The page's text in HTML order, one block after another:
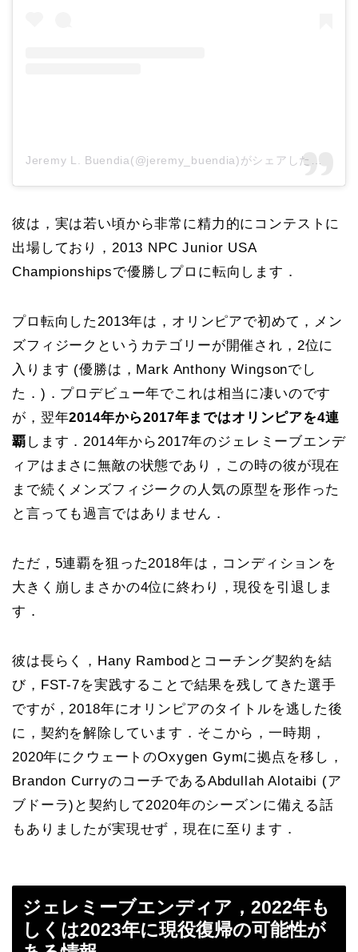
Jeremy L. Buendia(@jeremy_buendia)がシェアした投稿
彼は，実は若い頃から非常に精力的にコンテストに
出場しており，2013 NPC Junior USA
Championshipsで優勝しプロに転向します．
プロ転向した2013年は，オリンピアで初めて，メン
ズフィジークというカテゴリーが開催され，2位に
入ります (優勝は，Mark Anthony Wingsonでし
た．)．プロデビュー年でこれは相当に凄いのです
が，翌年2014年から2017年まではオリンピアを4連
覇 します．2014年から2017年のジェレミーブエンデ
ィアはまさに無敵の状態であり，この時の彼が現在
まで続くメンズフィジークの人気の原型を形作った
と言っても過言ではありません．
ただ，5連覇を狙った2018年は，コンディションを
大きく崩しまさかの4位に終わり，現役を引退しま
す．
彼は長らく，Hany Rambodとコーチング契約を結
び，FST-7を実践することで結果を残してきた選手
ですが，2018年にオリンピアのタイトルを逃した後
に，契約を解除しています．そこから，一時期，
2020年にクウェートのOxygen Gymに拠点を移し，
Brandon CurryのコーチであるAbdullah Alotaibi (ア
ブドーラ)と契約して2020年のシーズンに備える話
もありましたが実現せず，現在に至ります．
ジェレミーブエンディア，2022年も
しくは2023年に現役復帰の可能性が